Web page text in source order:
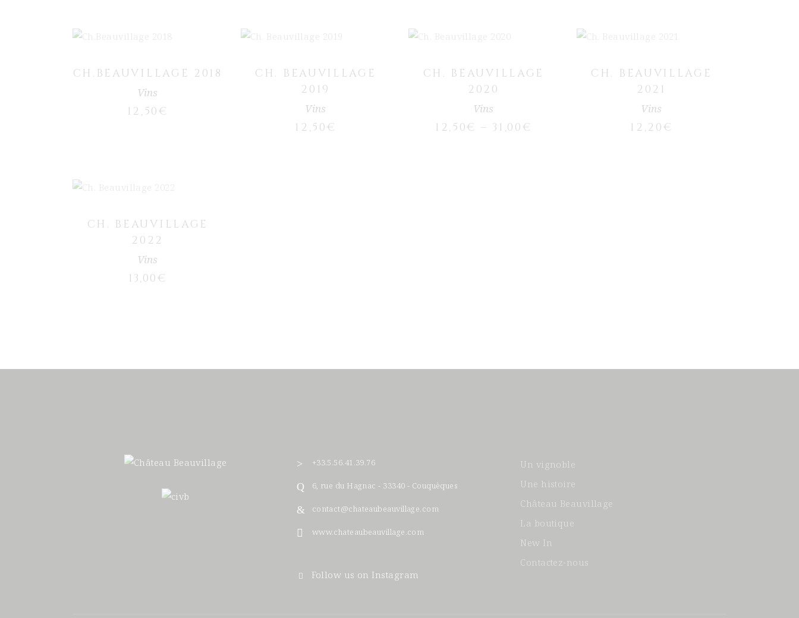
CH.BEAUVILLAGE 2018
Vins
12,50 €
CH. BEAUVILLAGE
2019
Vins
12,50 €
Ce produit a plusieurs
peuvent être choisies sur la
page du produit
CH. BEAUVILLAGE
2020
Vins
12,50€ – 31,00 €
CH. BEAUVILLAGE
2021
Vins
12,20 €
CH. BEAUVILLAGE
2022
Vins
13,00 €
+33.5.56.41.39.76
6, rue du Hagnac - 33340 - Couquèques
contact@chateaubeauvillage.com
www.chateaubeauvillage.com
Follow us on Instagram
Un vignoble
Une histoire
Château Beauvillage
La boutique
New In
Contactez-nous